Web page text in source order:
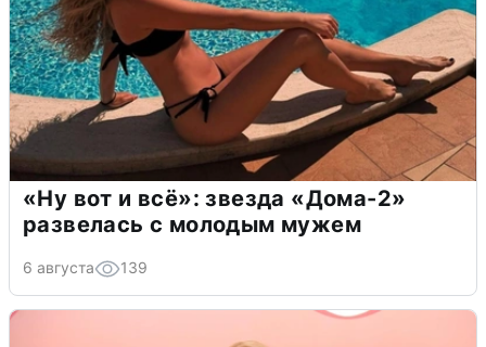
«Ну вот и всё»: звезда «Дома-2»
развелась с молодым мужем
6 августа 139